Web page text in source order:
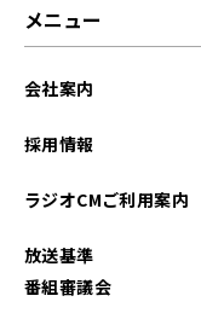
メニュー
会社案内
採用情報
ラジオCMご利用案内
放送基準
番組審議会